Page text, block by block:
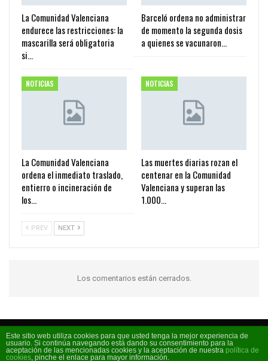
La Comunidad Valenciana
endurece las restricciones: la
mascarilla será obligatoria
si…
Barceló ordena no administrar
de momento la segunda dosis
a quienes se vacunaron…
NOTICIAS
La Comunidad Valenciana
ordena el inmediato traslado,
entierro o incineración de
los…
NOTICIAS
Las muertes diarias rozan el
centenar en la Comunidad
Valenciana y superan las
1.000…
PREV NEXT
Los comentarios están cerrados.
Código FM 2026 - La radio de moda
Este sitio web utiliza cookies para que usted tenga la mejor experiencia de
usuario. Si continúa navegando está dando su consentimiento para la
aceptación de las mencionadas cookies y la aceptación de nuestra política de
cookies, pinche el enlace para mayor información.